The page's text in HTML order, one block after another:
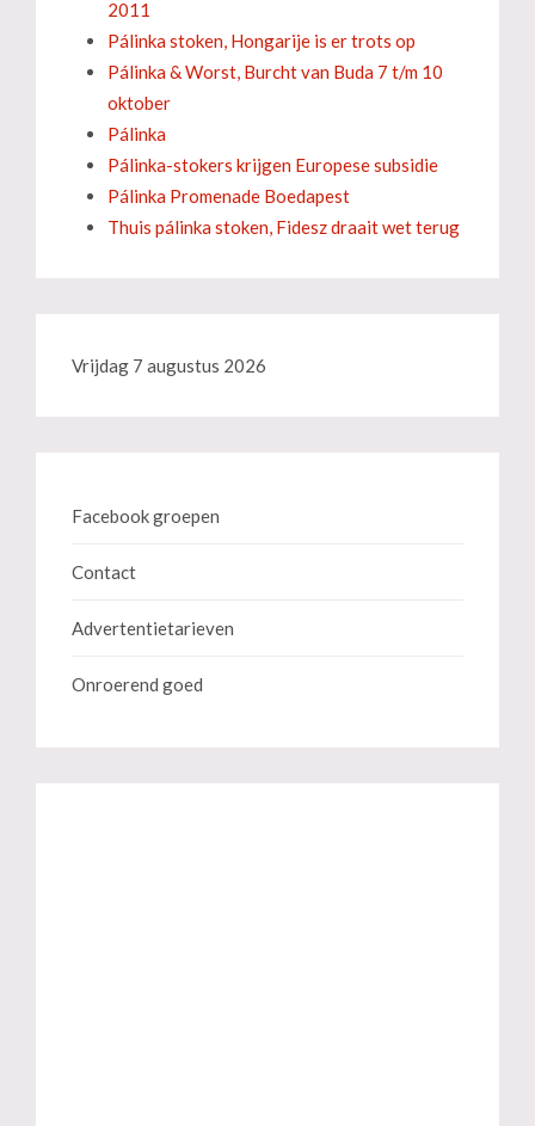
2011
Pálinka stoken, Hongarije is er trots op
Pálinka & Worst, Burcht van Buda 7 t/m 10
oktober
Pálinka
Pálinka-stokers krijgen Europese subsidie
Pálinka Promenade Boedapest
Thuis pálinka stoken, Fidesz draait wet terug
Vrijdag 7 augustus 2026
Facebook groepen
Contact
Advertentietarieven
Onroerend goed